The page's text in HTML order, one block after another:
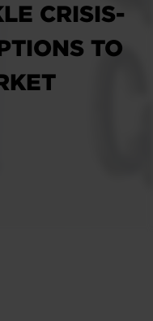
CRISIS-
TO